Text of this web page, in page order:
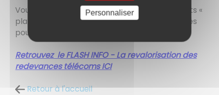
Vous trouverez dans ce Flash Info les montants «
plafonds » des redevances télécoms actualisés
pour l’année 2025.
Retrouvez leFLASH INFO - La revalorisation des
redevances télécoms ICI
Retour à l'accueil
Personnaliser